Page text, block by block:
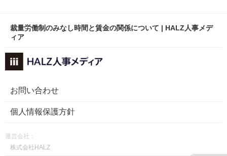
裁量労働制のみなし時間と賃金の関係について | HALZ人事メデ
ィア
お問い合わせ
個人情報保護方針
運営会社：
株式会社HALZ